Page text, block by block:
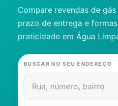
Gás
Contatos
Compare revendas de
prazo de entrega e
praticidade em Água
BUSCAR NO SEU ENDEREÇO
Rua, número, bairro